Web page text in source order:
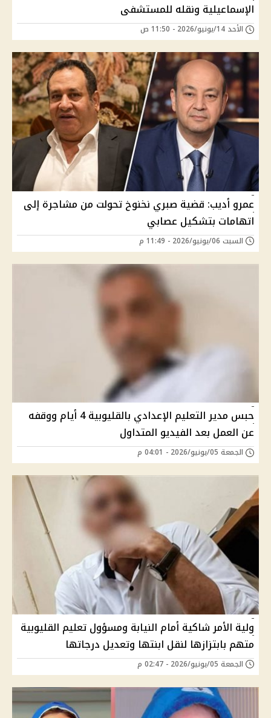
الإسماعيلية ونقله للمستشفى
الأحد 14/يونيو/2026 - 11:50 ص
عمرو أديب: قضية صبري نخنوخ تحولت من مشاجرة إلى
اتهامات بتشكيل عصابي
السبت 06/يونيو/2026 - 11:49 م
حبس مدير التعليم الإعدادي بالقليوبية 4 أيام ووقفه
عن العمل بعد الفيديو المتداول
الجمعة 05/يونيو/2026 - 04:01 م
ولية الأمر شاكية أمام النيابة ومسؤول تعليم القليوبية
متهم بابتزازها لنقل ابنتها وتعديل درجاتها
الجمعة 05/يونيو/2026 - 02:47 م